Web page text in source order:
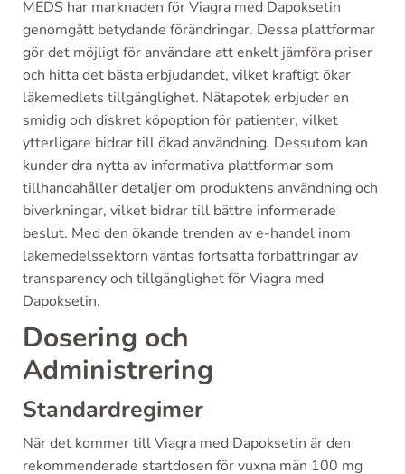
MEDS har marknaden för Viagra med Dapoksetin
genomgått betydande förändringar. Dessa plattformar
gör det möjligt för användare att enkelt jämföra priser
och hitta det bästa erbjudandet, vilket kraftigt ökar
läkemedlets tillgänglighet. Nätapotek erbjuder en
smidig och diskret köpoption för patienter, vilket
ytterligare bidrar till ökad användning. Dessutom kan
kunder dra nytta av informativa plattformar som
tillhandahåller detaljer om produktens användning och
biverkningar, vilket bidrar till bättre informerade
beslut. Med den ökande trenden av e-handel inom
läkemedelssektorn väntas fortsatta förbättringar av
transparency och tillgänglighet för Viagra med
Dapoksetin.
Dosering och
Administrering
Standardregimer
När det kommer till Viagra med Dapoksetin är den
rekommenderade startdosen för vuxna män 100 mg